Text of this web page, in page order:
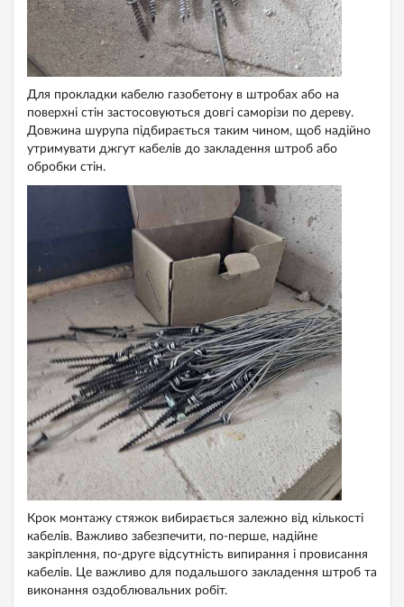
Для прокладки кабелю газобетону в штробах або на
поверхні стін застосовуються довгі саморізи по дереву.
Довжина шурупа підбирається таким чином, щоб надійно
утримувати джгут кабелів до закладення штроб або
обробки стін.
Крок монтажу стяжок вибирається залежно від кількості
кабелів. Важливо забезпечити, по-перше, надійне
закріплення, по-друге відсутність випирання і провисання
кабелів. Це важливо для подальшого закладення штроб та
виконання оздоблювальних робіт.